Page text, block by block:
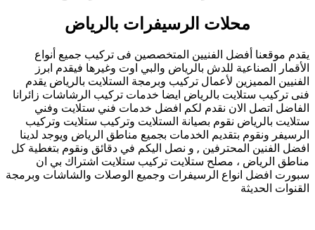
محلات الرسيفرات بالرياض
يقدم موقعنا أفضل الفنيين المتخصصين فى تركيب جميع أنواع
الأقمار الصناعية للدش بالرياض والبي اوت وغيرها فيقدم ابرز
الفنيين المميزين لأعمال تركيب وبرمجة الستلايت بالرياض يقدم
فنى تركيب ستلايت بالرياض ايضا خدمات تركيب الرشاشات زائرانا
الفاضل اتصل الان نقدم لكم افضل خدمات فني ستلايت وفني
ستلايت بالرياض نقوم بصيانة الستلايت وتركيب ستلايت وتركيب
الرسيفر ونقوم بتقديم الخدمات بجميع مناطق الرياض ويوجد لدينا
افضل الفنين المحترفين , و نصل اليكم في دقائق ونقوم بتغطية كل
مناطق الرياض ، مصلح ستلايت تركيب ستلايت اشتراك بي ان
سبورت افضل انواع الرسيفرات وجميع الوصلات والشاشات وبرمجة
القنوات الحديثة